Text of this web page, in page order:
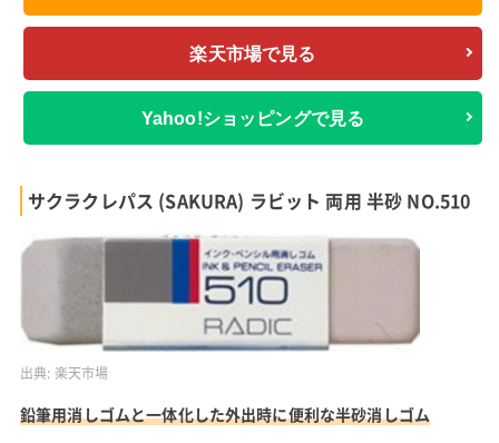
楽天市場で見る
Yahoo!ショッピングで見る
サクラクレパス (SAKURA) ラビット 両用 半砂 NO.510
出典: 楽天市場
鉛筆用消しゴムと一体化した外出時に便利な半砂消しゴム